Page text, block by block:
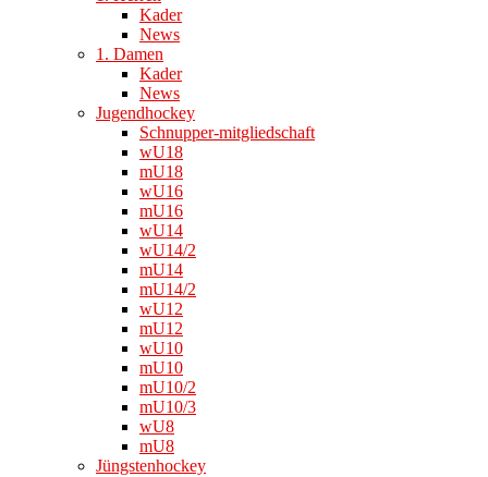
Kader
News
1. Damen
Kader
News
Jugendhockey
Schnupper-mitgliedschaft
wU18
mU18
wU16
mU16
wU14
wU14/2
mU14
mU14/2
wU12
mU12
wU10
mU10
mU10/2
mU10/3
wU8
mU8
Jüngstenhockey